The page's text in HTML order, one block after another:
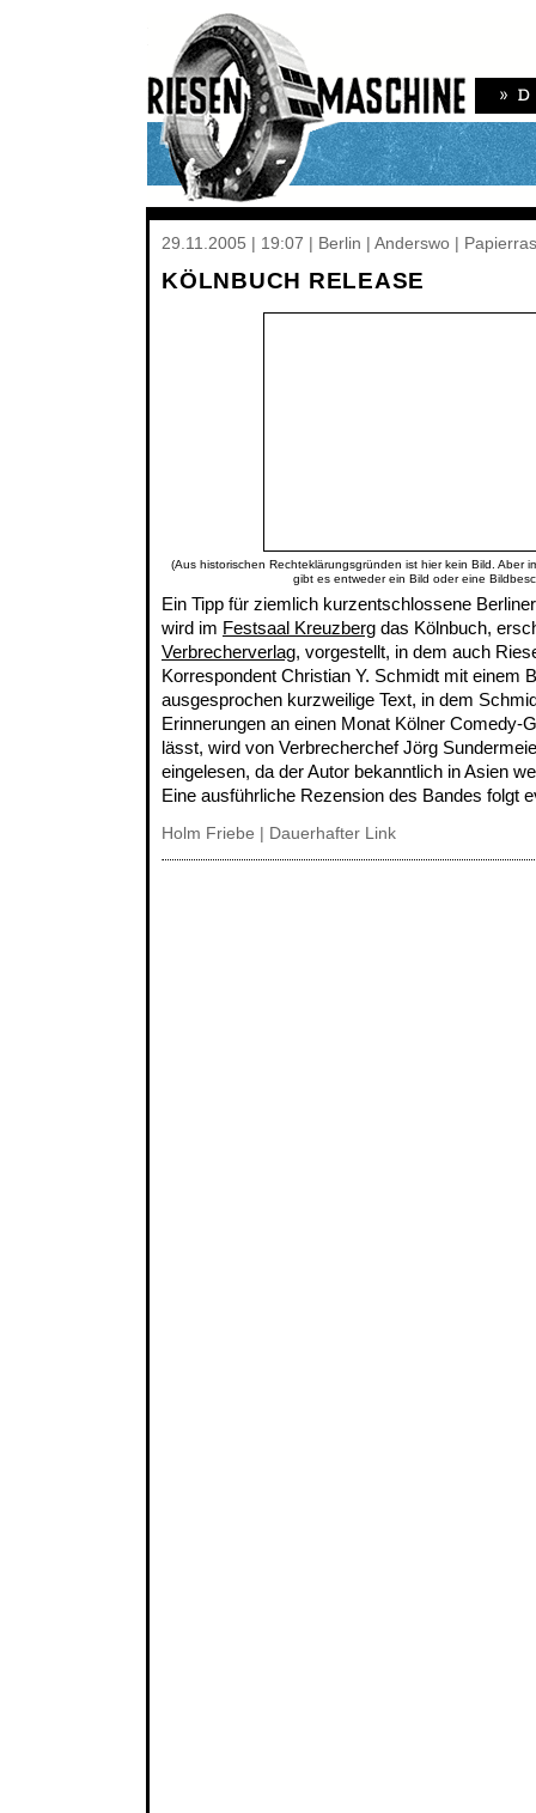
29.11.2005 | 19:07 | Berlin | Anderswo |
KÖLNBUCH RELEASE
(Aus historischen Rechteklärungsgründen ist hier kein Bild. Aber
gibt es entweder ein Bild oder eine
Ein Tipp für ziemlich kurzentschlossene
wird im Festsaal Kreuzberg das Kölnbuch,
Verbrecherverlag, vorgestellt, in dem auch
Korrespondent Christian Y. Schmidt mit einem
ausgesprochen kurzweilige Text, in dem
Erinnerungen an einen Monat Kölner Comedy-
lässt, wird von Verbrecherchef Jörg
eingelesen, da der Autor bekanntlich in Asien
Eine ausführliche Rezension des Bandes folgt
Holm Friebe Dauerhafter Link